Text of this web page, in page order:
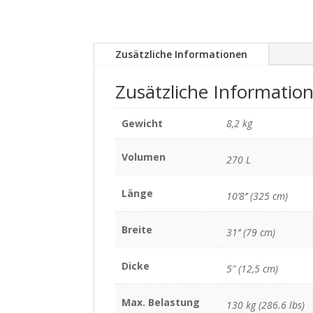
Zusätzliche Informationen
Zusätzliche
Gewicht 8,2 kg
Volumen 270 L
Länge 10’8’’ (325 cm)
Breite 31’’ (79 cm)
Dicke 5" (12,5 cm)
Max. Belastung 130 kg (286.6 lbs)